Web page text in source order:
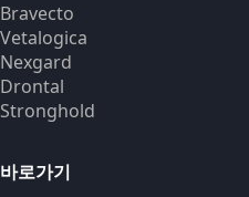
Bravecto
Vetalogica
Nexgard
Drontal
Stronghold
바로가기